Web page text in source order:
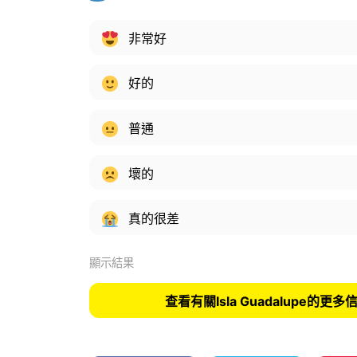
非常好
好的
普通
壞的
真的很差
顯示結果
查看有關Isla Guadalupe的更多